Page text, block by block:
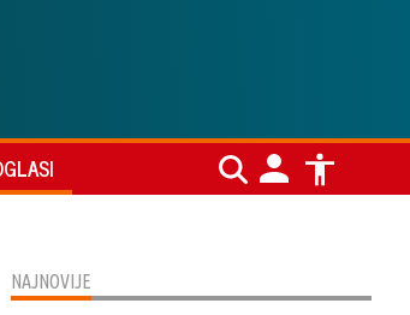
NAJNOVIJE